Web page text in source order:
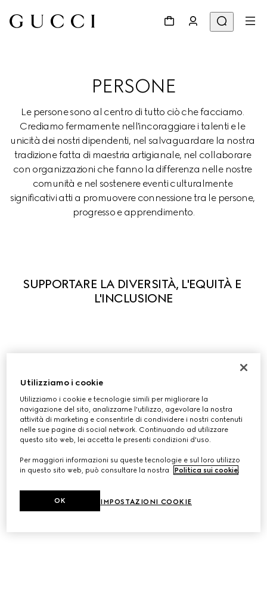
PERSONE
Le persone sono al centro di tutto ciò che facciamo.
Crediamo fermamente nell'incoraggiare i talenti e le
unicità dei nostri dipendenti, nel salvaguardare la nostra
tradizione fatta di maestria artigianale, nel collaborare
con organizzazioni che fanno la differenza nelle nostre
comunità e nel sostenere eventi culturalmente
significativi atti a promuovere connessione tra le persone,
progresso e apprendimento.
SUPPORTARE LA DIVERSITÀ, L'EQUITÀ E
L'INCLUSIONE
consentire a chiunque di esprimere appieno la propria
unicità. Siamo fermamente convinti che le nostre
differenze e ciò che ci rende diversi siano uno stimolo per
la creatività e l'innovazione. Abbiamo lanciato una serie
di iniziative per garantire l'equità e promuovere
l'inclusività sul posto di lavoro e collaboriamo con
organizzazioni leader per contribuire a creare un
cambiamento sistemico nel nostro settore e non solo.
Utilizziamo i cookie
Utilizziamo i cookie e tecnologie simili per migliorare la
navigazione del sito, analizzarne l'utilizzo, agevolare la nostra
attività di marketing e consentirle di condividere i nostri contenuti
nelle sue pagine di social network. Continuando ad utilizzare
questo sito web, lei accetta le presenti condizioni d'uso.
Per maggiori informazioni su queste tecnologie e sul loro utilizzo
in questo sito web, può consultare la nostra
Politica sui cookie.
IMPOSTAZIONI COOKIE
OK